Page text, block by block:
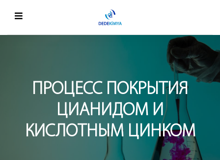
ПРОЦЕСС ПОКРЫТИЯ
ЦИАНИДОМ И
КИСЛОТНЫМ ЦИНКОМ